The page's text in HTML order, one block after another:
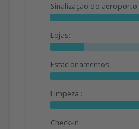
Sinalização do aeroporto:
Lojas:
Estacionamentos:
Limpeza :
Check-in: